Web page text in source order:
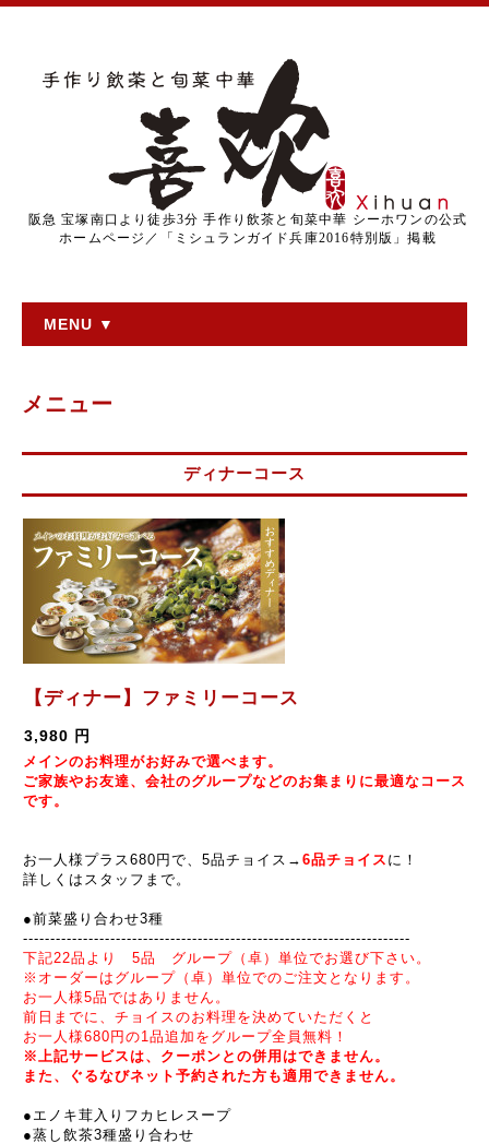
阪急 宝塚南口より徒歩3分 手作り飲茶と旬菜中華 シーホワンの公式
ホームページ／「ミシュランガイド兵庫2016特別版」掲載
MENU ▼
メニュー
ディナーコース
【ディナー】ファミリーコース
3,980 円
メインのお料理がお好みで選べます。
ご家族やお友達、会社のグループなどのお集まりに最適なコース
です。
お一人様プラス680円で、5品チョイス→ 6品チョイス に！
詳しくはスタッフまで。
●前菜盛り合わせ3種
-----------------------------------------------------------------------
下記22品より 5品 グループ（卓）単位でお選び下さい。
※オーダーはグループ（卓）単位でのご注文となります。
お一人様5品ではありません。
前日までに、チョイスのお料理を決めていただくと
お一人様680円の1品追加をグループ全員無料！
※上記サービスは、クーポンとの併用はできません。
また、
ぐるなびネット予約された方も適用できません。
● エノキ茸入りフカヒレスープ
●蒸し飲茶3種盛り合わせ